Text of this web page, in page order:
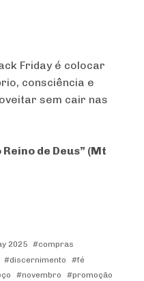
Friday é colocar
consciência e
sem cair nas
de Deus” (Mt
2025
compras
discernimento
fé
novembro
promoção